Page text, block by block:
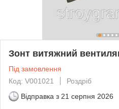
Зонт витяжний
Під замовлення
Код: V001021
Роздріб
Відправка з 21 серпня 2026